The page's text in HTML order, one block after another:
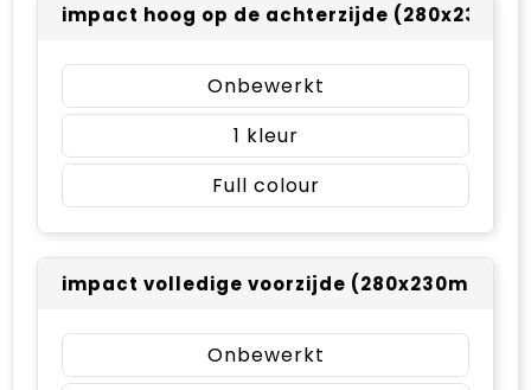
impact hoog op de achterzijde
Onbewerkt
1
Full colour
impact volledige voorzijde (280x230mm)
Onbewerkt